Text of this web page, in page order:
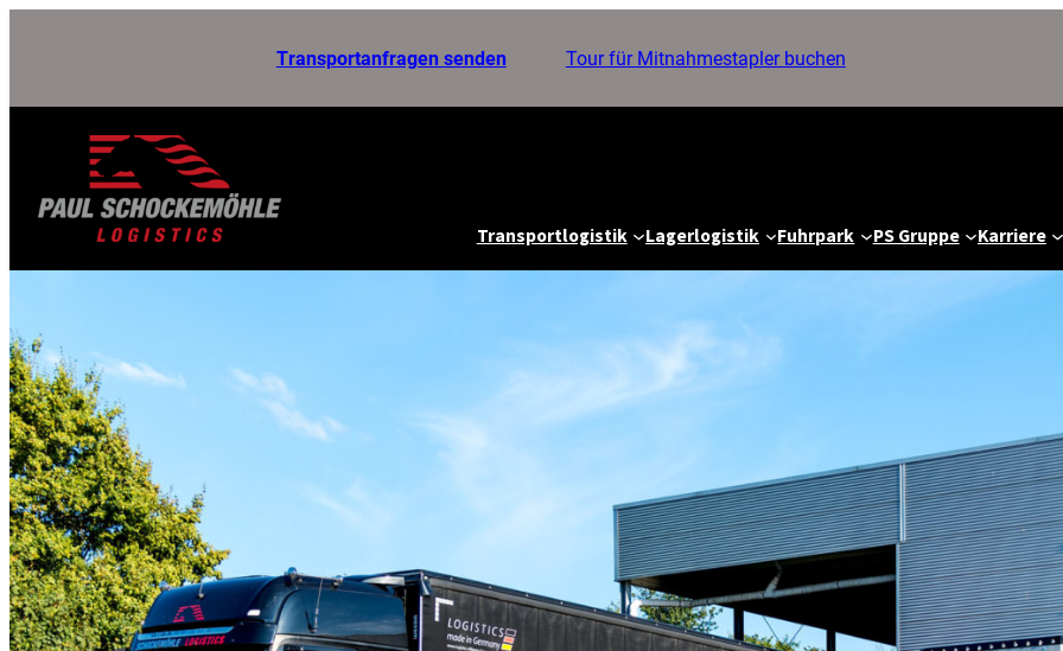
Transportanfragen senden Tour für Mitnahmestapler buchen
Transportlogistik Lagerlogistik Fuhrpark PS Gruppe Karriere